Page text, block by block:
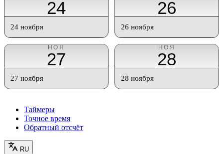
24
24 ноября
26
26 ноября
НОЯ
27
27 ноября
НОЯ
28
28 ноября
Таймеры
Точное время
Обратный отсчёт
RU